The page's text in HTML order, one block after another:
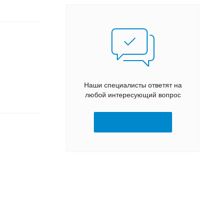
Наши специалисты ответят на
любой интересующий вопрос